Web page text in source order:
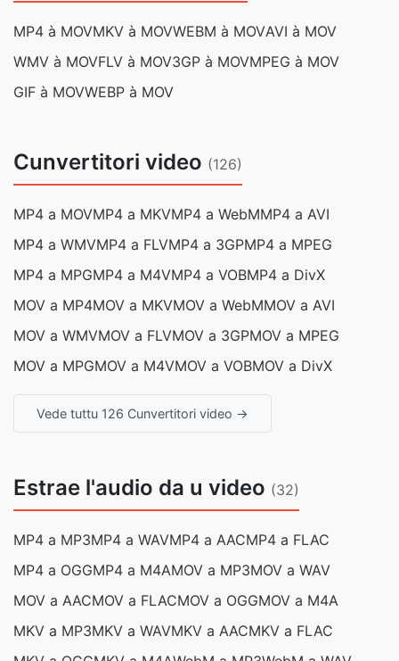
MP4 à MOVMKV à MOVWEBM à MOVAVI à MOV
WMV à MOVFLV à MOV3GP à MOVMPEG à MOV
GIF à MOVWEBP à MOV
Cunvertitori video (126)
MP4 a MOVMP4 a MKVMP4 a WebMMP4 a AVI
MP4 a WMVMP4 a FLVMP4 a 3GPMP4 a MPEG
MP4 a MPGMP4 a M4VMP4 a VOBMP4 a DivX
MOV a MP4MOV a MKVMOV a WebMMOV a AVI
MOV a WMVMOV a FLVMOV a 3GPMOV a MPEG
MOV a MPGMOV a M4VMOV a VOBMOV a DivX
Vede tuttu 126 Cunvertitori video →
Estrae l'audio da u video (32)
MP4 a MP3MP4 a WAVMP4 a AACMP4 a FLAC
MP4 a OGGMP4 a M4AMOV a MP3MOV a WAV
MOV a AACMOV a FLACMOV a OGGMOV a M4A
MKV a MP3MKV a WAVMKV a AACMKV a FLAC